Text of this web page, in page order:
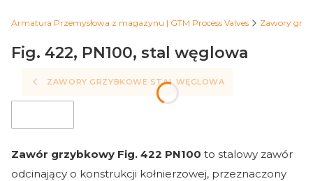
Armatura Przemysłowa z magazynu | GTM Process Valves Zawory
Fig. 422, PN100, stal węglowa
ZAWORY GRZYBKOWE STAL WĘGLOWA
Zawór grzybkowy Fig. 422 PN100 to stalowy zawór
odcinający o konstrukcji kołnierzowej, przeznaczony